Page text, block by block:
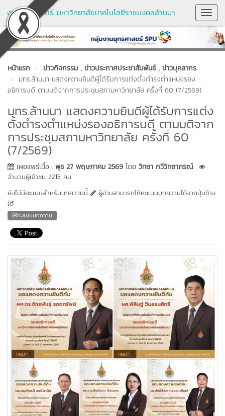
งานยุทธศาสตร์ มหาวิทยาลัยเทคโนโลยีราชมงคลล้านนา
หน้าแรก ข่าวกิจกรรม , ข่าวประกาศประชาสัมพันธ์ , ข่าวบุคลากร
มทร.ล้านนา แสดงความยินดีผู้ได้รับการแต่งตั้งดำรงตำแหน่งรอง
อธิการบดี ตามมติจากการประชุมสภามหาวิทยาลัย ครั้งที่ 60 (7/2569)
มทร.ล้านนา แสดงความยินดีผู้ได้รับการแต่ง
ตั้งดำรงตำแหน่งรองอธิการบดี ตามมติจาก
การประชุมสภามหาวิทยาลัย ครั้งที่ 60
(7/2569)
เผยแพร่เมื่อ : พุธ 27 พฤษภาคม 2569 โดย วิทยา กวีวิทยาภรณ์
จำนวนผู้เข้าชม 2215 คน
ยังไม่มีคะแนนสำหรับบทความนี้
ผู้อ่านสามารถให้คะแนนบทความได้จากปุ่มข้าง
ใต้
ให้คะแนนบทความ